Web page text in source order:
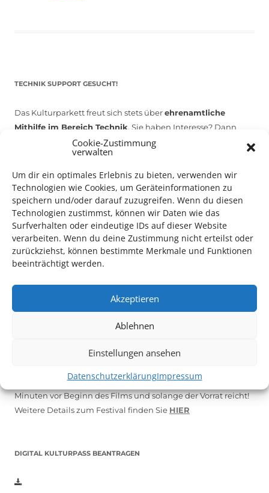
Cookie-Zustimmung
verwalten
Um dir ein optimales Erlebnis zu bieten, verwenden wir
Technologien wie Cookies, um Geräteinformationen zu
speichern und/oder darauf zuzugreifen. Wenn du diesen
Technologien zustimmst, können wir Daten wie das
Surfverhalten oder eindeutige IDs auf dieser Website
verarbeiten. Wenn du deine Zustimmung nicht erteilst oder
zurückziehst, können bestimmte Merkmale und Funktionen
beeinträchtigt werden.
Akzeptieren
Ablehnen
Einstellungen ansehen
DatenschutzerklärungImpressum
TECHNIK SUPPORT GESUCHT!
Das Kulturparkett freut sich stets überehrenamtliche
Mithilfe im Bereich Technik. Sie haben Interesse? Dann
melden Sie sich unter info@kulturparkett-rhein-neckar.de
*KULTURTIPP SOMMERPAUSE: FESTIVAL DES DEUTSCHEN FILMS*
in Ludwigshafen statt.
Inhaber*innen freien Eintrittzu den Vorstellungen – 30
Minuten vor Beginn des Films und solange der Vorrat reicht!
Weitere Details zum Festival finden Sie HIER
DIGITAL KULTURPASS BEANTRAGEN